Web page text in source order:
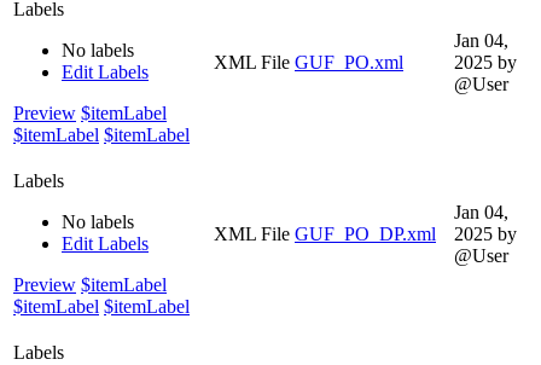
Labels
No labels
Edit Labels
Preview $itemLabel
$itemLabel $itemLabel
XML File GUF_PO.xml
Jan 04,
2025 by
@User
Labels
No labels
Edit Labels
Preview $itemLabel
$itemLabel $itemLabel
XML File GUF_PO_DP.xml
Jan 04,
2025 by
@User
Labels